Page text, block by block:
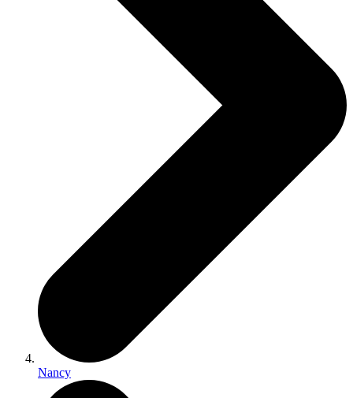
Nancy